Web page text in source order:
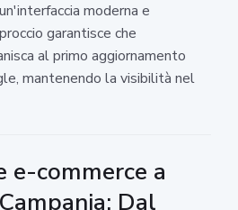
moderna e
garantisce che
al primo aggiornamento
mantenendo la visibilità nel
e-commerce a
Dal